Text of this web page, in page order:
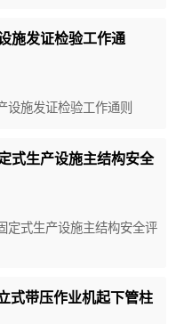
施发证检验工作通
设施发证检验工作通则
式生产设施主结构安全
定式生产设施主结构安全评
式带压作业机起下管柱